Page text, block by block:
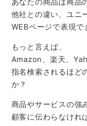
他社との違い、ユニ
WEBページで表現で
もっと言えば、
Amazon、楽天、
指名検索されるほど
か？
商品やサービスの強
顧客に伝わらなけれ